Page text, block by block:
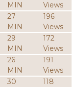
MIN
Views
27
MIN
196
Views
29
MIN
172
Views
26
MIN
191
Views
30
118